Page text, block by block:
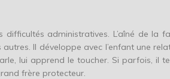
administratives. L’aîné de la
Il développe avec l’enfant une
lui apprend le toucher. Si parfois, il
frère protecteur.